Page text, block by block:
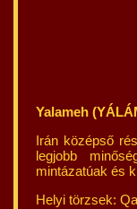
Yalameh
Irán középső
legjobb
mintázatúak és
Helyi törzsek: